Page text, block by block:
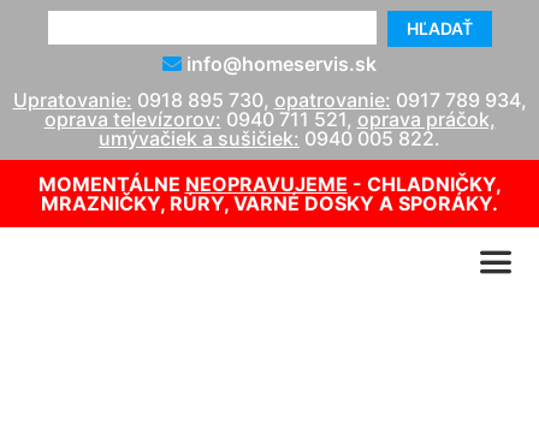
HĽADAŤ
info@homeservis.sk
Upratovanie: 0918 895 730, opatrovanie: 0917 789 934,
oprava televízorov: 0940 711 521, oprava práčok,
umývačiek a sušičiek: 0940 005 822.
MOMENTÁLNE NEOPRAVUJEME - CHLADNIČKY,
MRAZNIČKY, RÚRY, VARNÉ DOSKY A SPORÁKY.